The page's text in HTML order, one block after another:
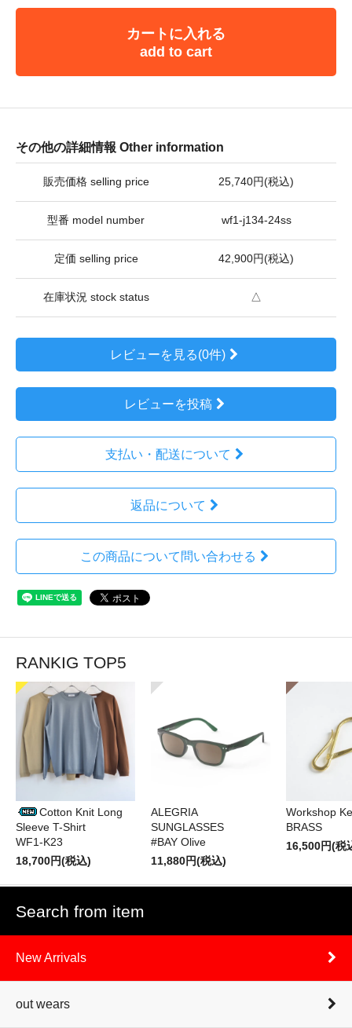
カートに入れる
add to cart
その他の詳細情報 Other information
販売価格 selling price 25,740円(税込)
型番 model number wf1-j134-24ss
定価 selling price 42,900円(税込)
在庫状況 stock status △
レビューを見る(0件)
レビューを投稿
支払い・配送について
返品について
この商品について問い合わせる
RANKIG TOP5
Cotton Knit Long
Sleeve T-Shirt
WF1-K23
18,700円(税込)
ALEGRIA
SUNGLASSES
#BAY Olive
11,880円(税込)
Workshop
BRASS
16,500円(税
Search from item
New Arrivals
out wears